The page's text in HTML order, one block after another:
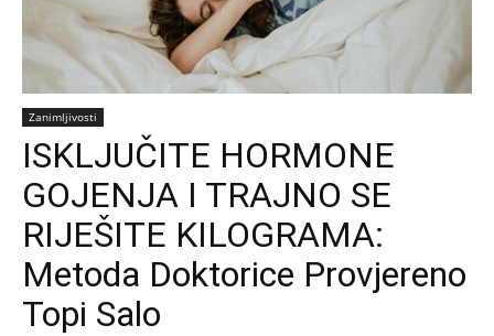
Zanimljivosti
ISKLJUČITE HORMONE
GOJENJA I TRAJNO SE
RIJEŠITE KILOGRAMA:
Metoda Doktorice Provjereno
Topi Salo